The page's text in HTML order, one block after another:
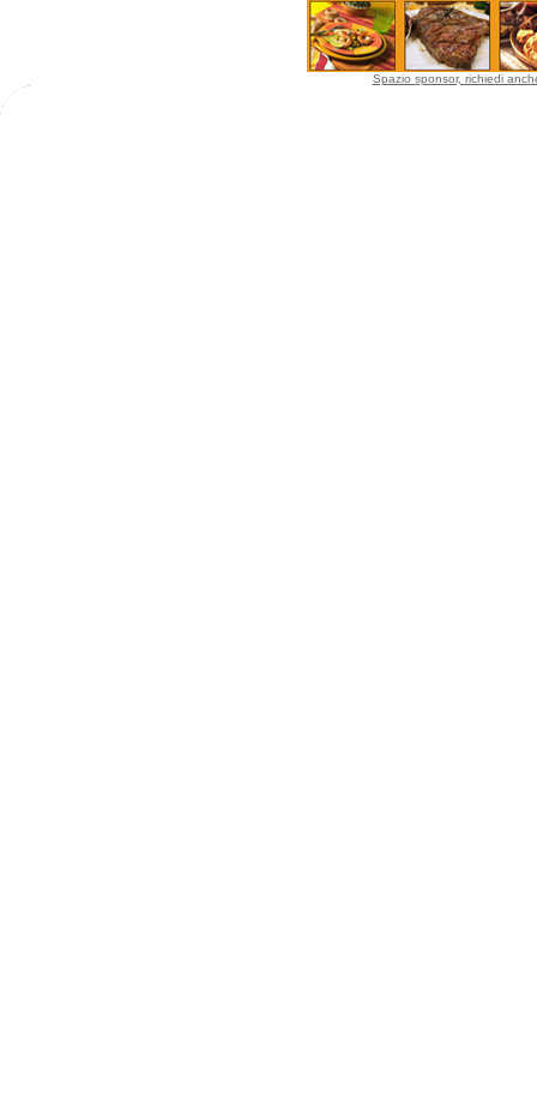
Spazio sponsor, richiedi